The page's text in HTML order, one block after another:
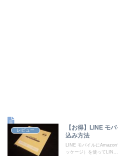
レビュー
【お得】LINE モ
込み方法
LINE モバイルに
ッケージ）を使ってLIN...